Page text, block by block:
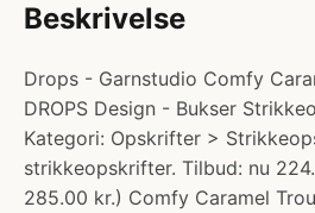
Beskrivelse
Drops - Garnstudio Comfy
DROPS Design - Bukser
Kategori: Opskrifter >
strikkeopskrifter. Tilbud: nu
285.00 kr.) Comfy Caramel